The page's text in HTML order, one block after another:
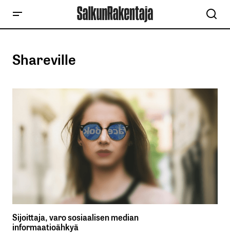
Shareville
Sijoittaja, varo sosiaalisen median
informaatioähkyä